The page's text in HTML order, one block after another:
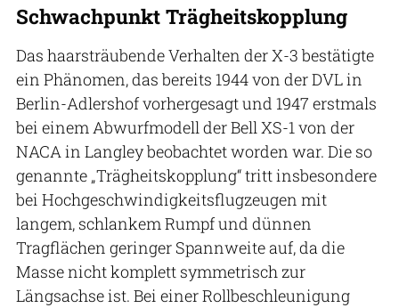
Schwachpunkt Trägheitskopplung
Das haarsträubende Verhalten der X-3 bestätigte
ein Phänomen, das bereits 1944 von der DVL in
Berlin-Adlershof vorhergesagt und 1947 erstmals
bei einem Abwurfmodell der Bell XS-1 von der
NACA in Langley beobachtet worden war. Die so
genannte „Trägheitskopplung“ tritt insbesondere
bei Hochgeschwindigkeitsflugzeugen mit
langem, schlankem Rumpf und dünnen
Tragflächen geringer Spannweite auf, da die
Masse nicht komplett symmetrisch zur
Längsachse ist. Bei einer Rollbeschleunigung